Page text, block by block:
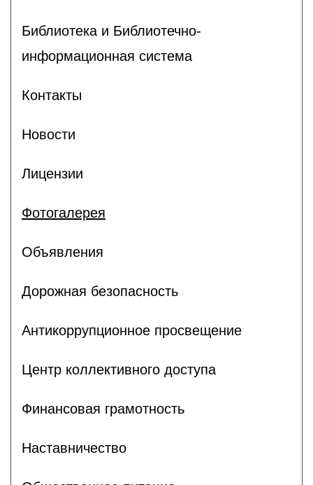
Библиотека и Библиотечно-
информационная система
Контакты
Новости
Лицензии
Фотогалерея
Объявления
Дорожная безопасность
Антикоррупционное просвещение
Центр коллективного доступа
Финансовая грамотность
Наставничество